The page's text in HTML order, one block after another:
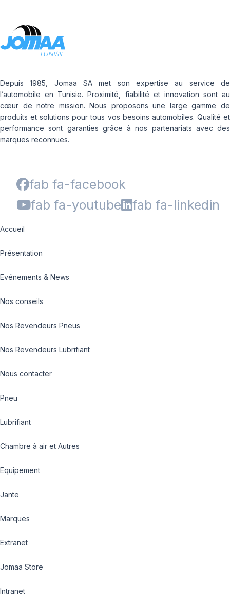
Depuis 1985, Jomaa SA met son expertise au service de
l’automobile en Tunisie. Proximité, fiabilité et innovation sont au
cœur de notre mission. Nous proposons une large gamme de
produits et solutions pour tous vos besoins automobiles. Qualité et
performance sont garanties grâce à nos partenariats avec des
marques reconnues.
fab fa-facebook
fab fa-youtube
fab fa-linkedin
Accueil
Présentation
Evénements & News
Nos conseils
Nos Revendeurs Pneus
Nos Revendeurs Lubrifiant
Nous contacter
Pneu
Lubrifiant
Chambre à air et Autres
Equipement
Jante
Marques
Extranet
Jomaa Store
Intranet